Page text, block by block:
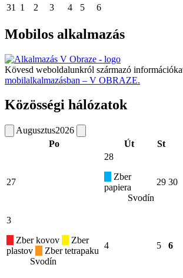
31
1 2 3 4 5 6
Mobilos alkalmazás
Kövesd weboldalunkról származó
mobilalkalmazásban – V OBRAZE.
Közösségi hálózatok
Augusztus2026
Po
Út St
27
28
Zber
papiera
Svodín
29 30
3
Zber kovov
Zber
plastov
Zber tetrapaku
Svodín
4 5 6